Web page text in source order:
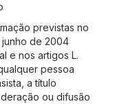
previstas no
junho de 2004
e nos artigos L.
pessoa
a título
ou difusão